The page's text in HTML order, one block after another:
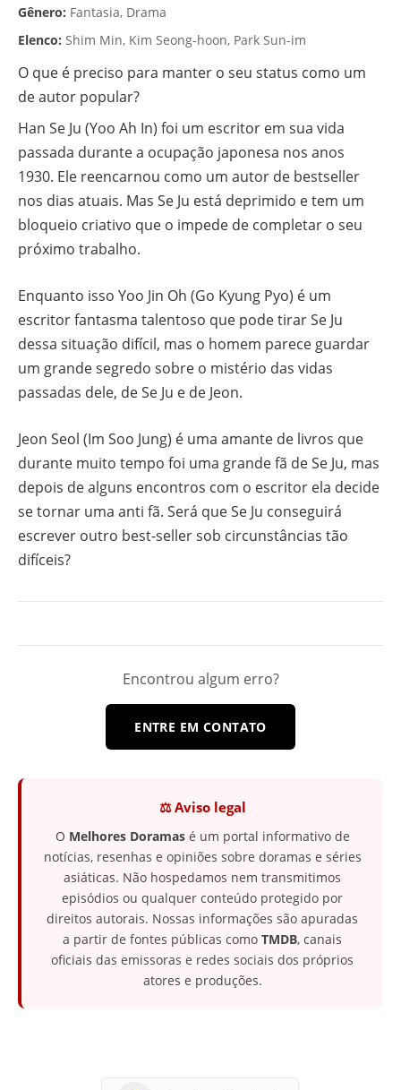
Gênero: Fantasia, Drama
Elenco: Shim Min, Kim Seong-hoon, Park Sun-im
O que é preciso para manter o seu status como um
de autor popular?
Han Se Ju (Yoo Ah In) foi um escritor em sua vida
passada durante a ocupação japonesa nos anos
1930. Ele reencarnou como um autor de bestseller
nos dias atuais. Mas Se Ju está deprimido e tem um
bloqueio criativo que o impede de completar o seu
próximo trabalho.
Enquanto isso Yoo Jin Oh (Go Kyung Pyo) é um
escritor fantasma talentoso que pode tirar Se Ju
dessa situação difícil, mas o homem parece guardar
um grande segredo sobre o mistério das vidas
passadas dele, de Se Ju e de Jeon.
Jeon Seol (Im Soo Jung) é uma amante de livros que
durante muito tempo foi uma grande fã de Se Ju, mas
depois de alguns encontros com o escritor ela decide
se tornar uma anti fã. Será que Se Ju conseguirá
escrever outro best-seller sob circunstâncias tão
difíceis?
Encontrou algum erro?
ENTRE EM CONTATO
⚖️ Aviso legal
O Melhores Doramasé um portal informativo de
notícias, resenhas e opiniões sobre doramas e séries
asiáticas. Não hospedamos nem transmitimos
episódios ou qualquer conteúdo protegido por
direitos autorais. Nossas informações são apuradas
a partir de fontes públicas como TMDB, canais
oficiais das emissoras e redes sociais dos próprios
atores e produções.